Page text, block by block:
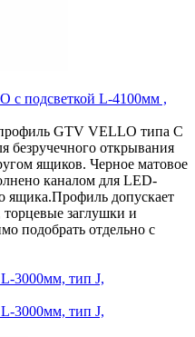
с подсветкой L-4100мм ,
GTV VELLO типа C
безручечного открывания
ящиков. Черное матовое
каналом для LED-
ящика.Профиль допускает
торцевые заглушки и
подобрать отдельно с
3000мм, тип J,
3000мм, тип J,